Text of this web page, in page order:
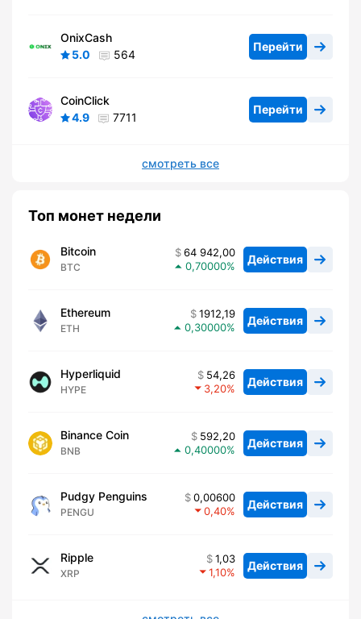
OnixCash
5.0
564
Перейти
CoinClick
4.9
7711
Перейти
смотреть все
Топ монет недели
Bitcoin
BTC
64 942,00
0,70000
Действия
Ethereum
ETH
1912,19
0,30000
Действия
Hyperliquid
HYPE
54,26
3,20
Действия
Binance Coin
BNB
592,20
0,40000
Действия
Pudgy Penguins
PENGU
0,00600
0,40
Действия
Ripple
XRP
1,03
1,10
Действия